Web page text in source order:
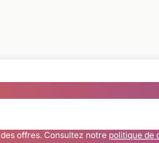
offres. Consultez notre politique de